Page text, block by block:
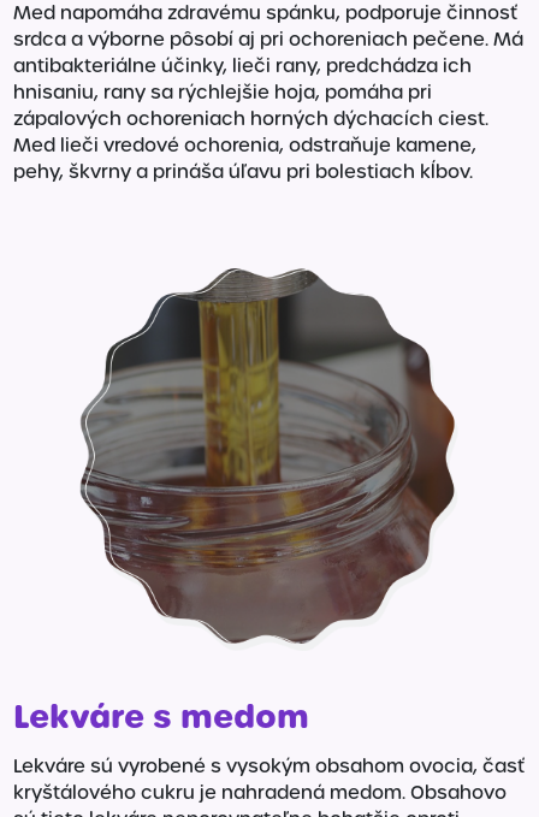
Med napomáha zdravému spánku, podporuje činnosť
srdca a výborne pôsobí aj pri ochoreniach pečene. Má
antibakteriálne účinky, lieči rany, predchádza ich
hnisaniu, rany sa rýchlejšie hoja, pomáha pri
zápalových ochoreniach horných dýchacích ciest.
Med lieči vredové ochorenia, odstraňuje kamene,
pehy, škvrny a prináša úľavu pri bolestiach kĺbov.
Lekváre s medom
Lekváre sú vyrobené s vysokým obsahom ovocia, časť
kryštálového cukru je nahradená medom. Obsahovo